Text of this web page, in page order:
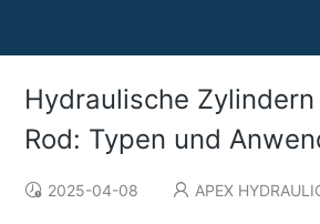
Hydraulische
Rod: Typen und
2025-04-08 APEX